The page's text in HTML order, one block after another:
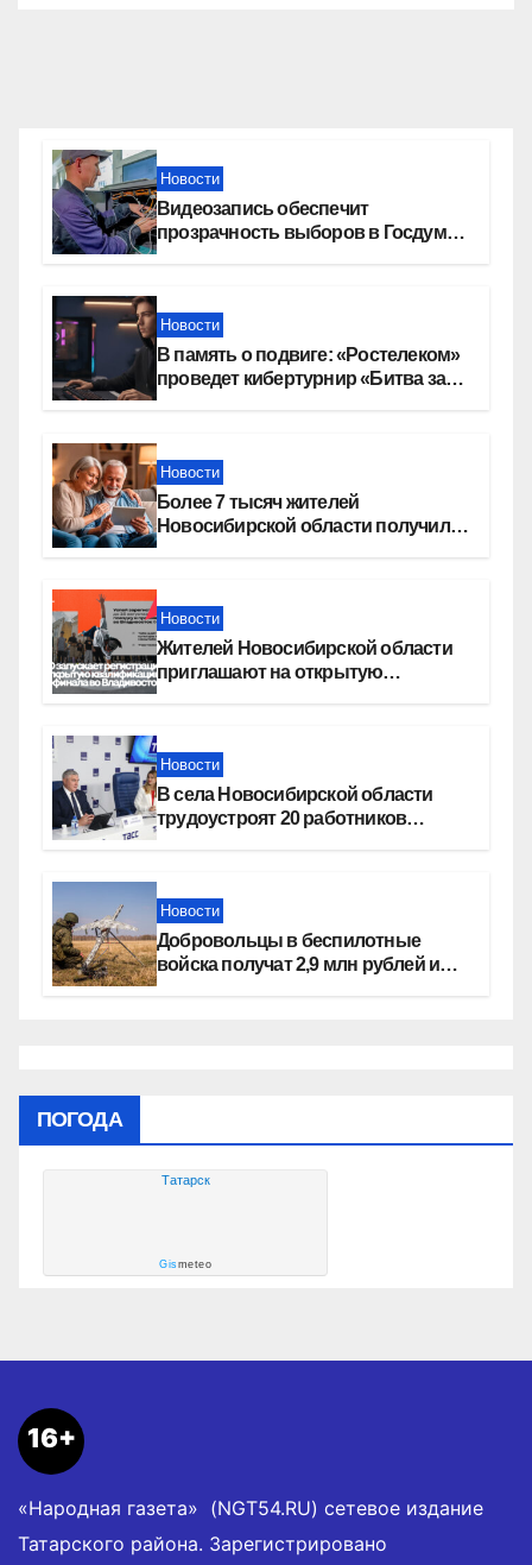
Новости
Видеозапись обеспечит
прозрачность выборов в Госдуму
Новости
В память о подвиге: «Ростелеком»
проведет кибертурнир «Битва за
Новости
Более 7 тысяч жителей
Новосибирской области получили
Новости
Жителей Новосибирской области
приглашают на открытую
Новости
В села Новосибирской области
трудоустроят 20 работников
Новости
Добровольцы в беспилотные
войска получат 2,9 млн рублей и
ПОГОДА
Татарск
Gismeteo
16+
«Народная газета» (NGT54.RU) сетевое издание
Татарского района. Зарегистрировано